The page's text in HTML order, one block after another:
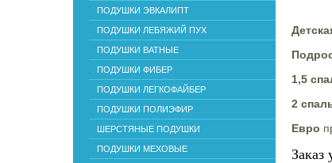
ПОДУШКИ ЭВКАЛИПТ
ПОДУШКИ ЛЕБЯЖИЙ ПУХ
ПОДУШКИ ВАТНЫЕ
ПОДУШКИ ФИБЕР
ПОДУШКИ ЛЕГКОФАЙБЕР
ПОДУШКИ ПОЛИЭФИР
ШЕРСТЯНЫЕ ПОДУШКИ
ПОДУШКИ МЕХОВЫЕ
1,5
2
Евро
Заказ